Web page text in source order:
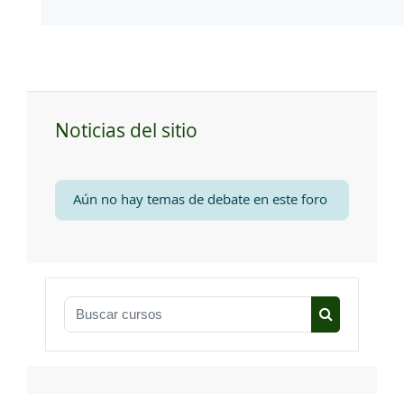
Noticias del sitio
Aún no hay temas de debate en este foro
Buscar cursos
Buscar